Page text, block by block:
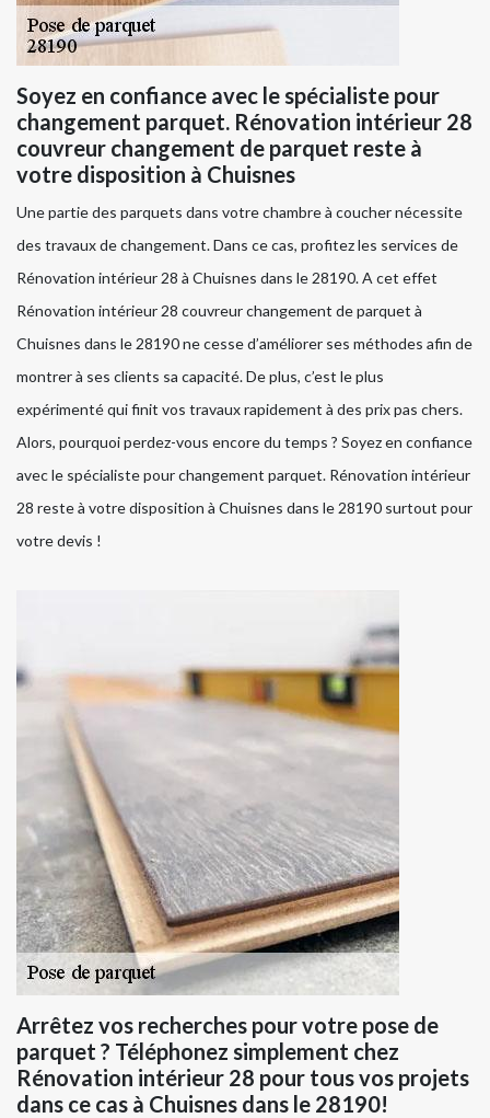
Soyez en confiance avec le spécialiste pour
changement parquet. Rénovation intérieur 28
couvreur changement de parquet reste à
votre disposition à Chuisnes
Une partie des parquets dans votre chambre à coucher nécessite
des travaux de changement. Dans ce cas, profitez les services de
Rénovation intérieur 28 à Chuisnes dans le 28190. A cet effet
Rénovation intérieur 28 couvreur changement de parquet à
Chuisnes dans le 28190 ne cesse d’améliorer ses méthodes afin de
montrer à ses clients sa capacité. De plus, c’est le plus
expérimenté qui finit vos travaux rapidement à des prix pas chers.
Alors, pourquoi perdez-vous encore du temps ? Soyez en confiance
avec le spécialiste pour changement parquet. Rénovation intérieur
28 reste à votre disposition à Chuisnes dans le 28190 surtout pour
votre devis !
Arrêtez vos recherches pour votre pose de
parquet ? Téléphonez simplement chez
Rénovation intérieur 28 pour tous vos projets
dans ce cas à Chuisnes dans le 28190!